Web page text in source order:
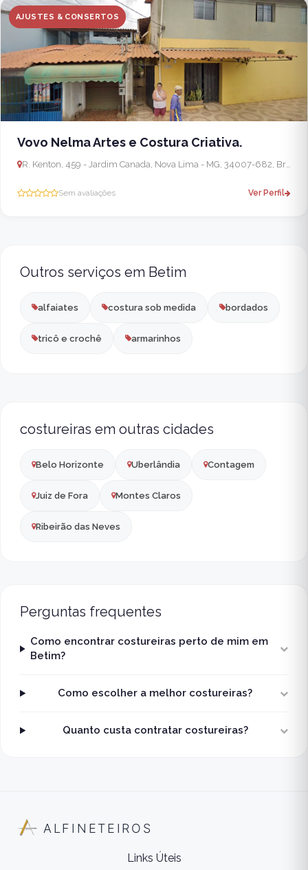
AJUSTES & CONSERTOS
Vovo Nelma Artes e Costura Criativa.
R. Kenton, 459 - Jardim Canada, Nova Lima - MG, 34007-682, Brasil
Sem avaliações Ver Perfil
Outros serviços em Betim
alfaiates costura sob medida bordados
tricô e crochê armarinhos
costureiras em outras cidades
Belo Horizonte Uberlândia Contagem
Juiz de Fora Montes Claros
Ribeirão das Neves
Perguntas frequentes
Como encontrar costureiras perto de mim em
Betim?
Como escolher a melhor costureiras?
Quanto custa contratar costureiras?
ALFINETEIROS
Links Úteis